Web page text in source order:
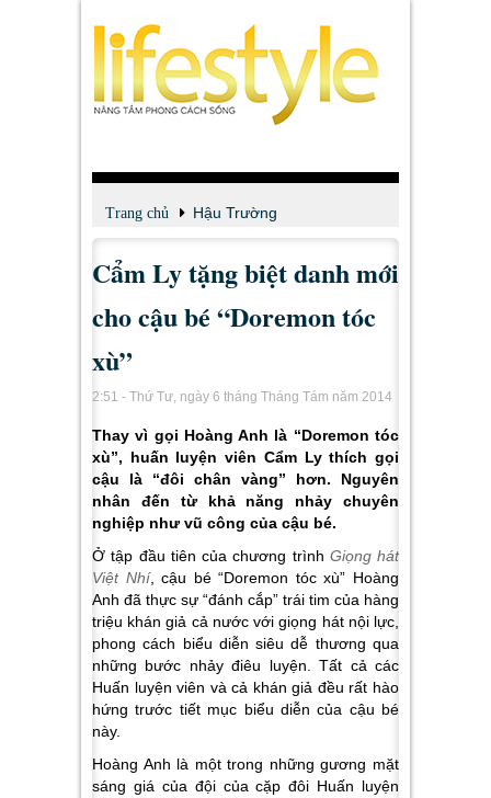
Trang chủ Hậu Trường
Cẩm Ly tặng biệt danh mới
cho cậu bé “Doremon tóc
xù”
2:51 - Thứ Tư, ngày 6 tháng Tháng Tám năm 2014
Thay vì gọi Hoàng Anh là “Doremon tóc
xù”, huấn luyện viên Cẩm Ly thích gọi
cậu là “đôi chân vàng” hơn. Nguyên
nhân đến từ khả năng nhảy chuyên
nghiệp như vũ công của cậu bé.
Ở tập đầu tiên của chương trình Giọng hát
Việt Nhí, cậu bé “Doremon tóc xù” Hoàng
Anh đã thực sự “đánh cắp” trái tim của hàng
triệu khán giả cả nước với giọng hát nội lực,
phong cách biểu diễn siêu dễ thương qua
những bước nhảy điêu luyện. Tất cả các
Huấn luyện viên và cả khán giả đều rất hào
hứng trước tiết mục biểu diễn của cậu bé
này.
Hoàng Anh là một trong những gương mặt
sáng giá của đội của cặp đôi Huấn luyện